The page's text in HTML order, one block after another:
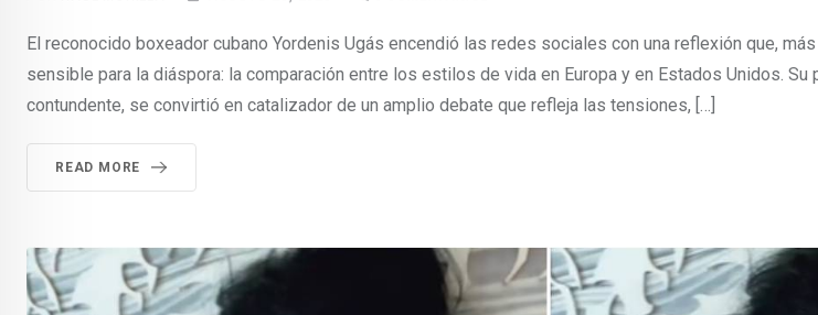
El reconocido boxeador cubano Yordenis Ugás encendió las redes sociales con una reflexión que,
sensible para la diáspora: la comparación entre los estilos de vida en Europa y en Estados Unidos. Su
contundente, se convirtió en catalizador de un amplio debate que refleja las tensiones, […]
READ MORE